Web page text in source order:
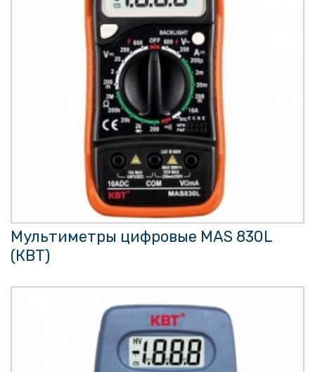
Мультиметры цифровые MAS 830L
(КВТ)